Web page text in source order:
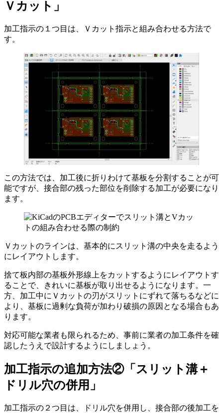
Ｖカット」
加工指示の１つ目は、 Ｖカット指示と組み合わせる方法で
す。
この方法では、加工後に折りわけて基板を分割することが可
能ですが、接合部の残った部位を削除する加工が必要になり
ます。
Ｖカットのラインは、基本的にスリット溝の中央を走るよう
にレイアウトします。
捨て板内部の基板外形線上をカットするようにレイアウトす
ることで、きれいに基板が取り出せるようになります。一
方、加工中にＶカットの刃がスリットにずれて落ちるなどに
より、 基板に過剰な負荷が加わり破損の原因 となる場合もあ
ります。
対応可能な業者も限られるため、 事前に業者の加工条件を確
認したうえで設計するようにしましょう。
加工指示の追加方法②「スリット溝＋
ドリル穴の併用」
加工指示の２つ目は、
ドリル穴を併用し、接合部の後加工を